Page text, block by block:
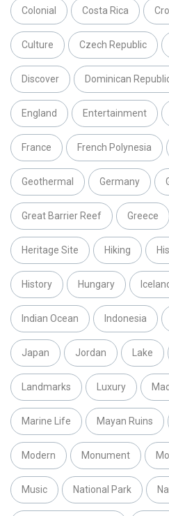
Colonial Costa Rica
Culture Czech Republic
Discover Dominican
England Entertainment
France French Polynesia
Geothermal Germany
Great Barrier Reef Greece
Heritage Site Hiking
History Hungary
Indian Ocean Indonesia
Japan Jordan Lake
Landmarks Luxury
Marine Life Mayan Ruins
Modern Monument
Music National Park